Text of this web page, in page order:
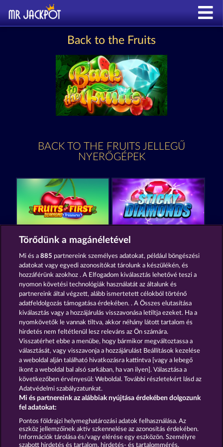
Back to the Fruits
BACK TO THE FRUITS JELLEGŰ
NYERŐGÉPEK
Fruits First Diamond Treasures Sticky Diamonds
7 Supernova Fruits Fruit Mania RHFP
Részvételi feltételek
Adatvédelmi és cookie-nyilatkozat
Impresszum
Törődünk a magánéletével
Mi és a885 partnereink személyes adatokat, például böngészési
adatokat vagy egyedi azonosítókat tárolunk a készülékén, és
hozzáférünk azokhoz . A Elfogadom kiválasztás lehetővé teszi a
nyomon követési technológiák használatát az általunk és
partnereink által végzett, alább ismertetett célokból történő
adatfeldolgozás támogatása érdekében. . A Összes elutasítása
kiválasztás vagy a hozzájárulás visszavonása letiltja ezeket. Ha a
nyomkövetők le vannak tiltva, akkor néhány látott tartalom és
hirdetés nem feltétlenül lesz releváns az Ön számára.
Visszatérhet ebbe a menübe, hogy bármikor megváltoztassa a
választását, vagy visszavonja a hozzájárulást Beállítások kezelése
a weboldal alján található hivatkozásra kattintva [vagy a lebegő
ikont a weboldal bal alsó sarkában, ha van ilyen]. Választása a
következőben érvényesül: Weboldal. További részletekért lásd az
Adatvédelmi szabályzatunkat.
Mi és partnereink az alábbiak nyújtása érdekében dolgozunk
fel adatokat:
Pontos földrajzi helymeghatározási adatok felhasználása. Az
eszköz jellemzőinek aktív szkennelése az azonosítás érdekében.
Információk tárolása és/vagy elérése egy eszközön. Személyre
szabott hirdetés és tartalom, hirdetés- és tartalommérés,